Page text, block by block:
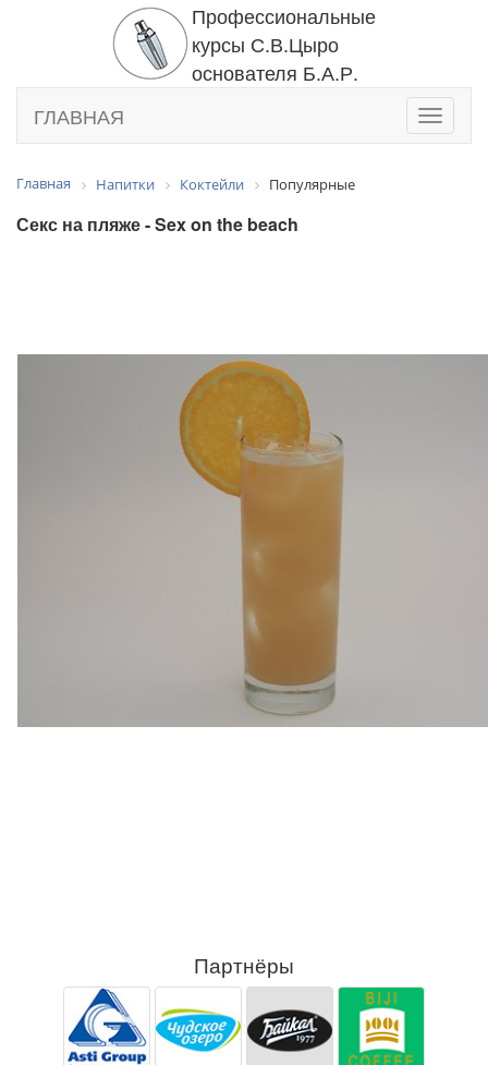
Профессиональные
курсы С.В.Цыро
основателя Б.А.Р.
Toggle
ГЛАВНАЯ
Главная Напитки Коктейли Популярные
Секс на пляже - Sex on the beach
Партнёры